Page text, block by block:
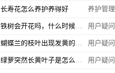
长寿花怎么养护养得好 养护管理
铁树会开花吗，什么时候开？ 用户疑问
蝴蝶兰的枝叶出现发黄的情况怎么办？ 用户疑问
绿萝突然长黄叶子是怎么回事，什么原因造成的？ 用户疑问